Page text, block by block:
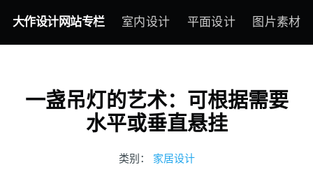
大作设计网站专栏 室内设计 平面设计 图片素材
一盏吊灯的艺术：可根据需要
水平或垂直悬挂
类别： 家居设计